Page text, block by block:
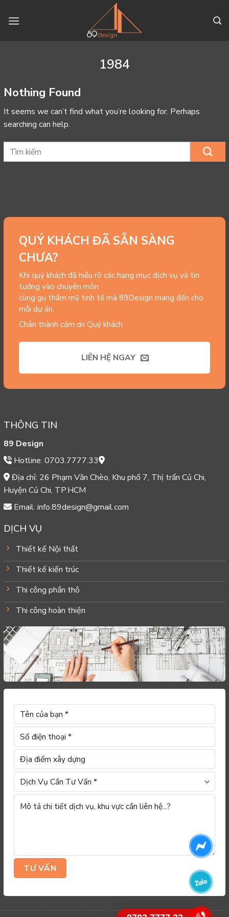
1984
Nothing Found
It seems we can’t find what you’re looking for. Perhaps
searching can help.
QUÝ KHÁCH ĐÃ SẴN SÀNG
CHƯA?
Khi quý khách đã hiểu rõ các hạng mục dịch vụ và tin
tưởng vào chuyên môn
cùng gu thẩm mỹ tinh tế mà 89Design mang đến cho
mỗi dự án.
Chân thành cảm ơn Quý khách
LIÊN HỆ NGAY
THÔNG TIN
89 Design
Hotline: 0703.7777.33
Địa chỉ: 26 Phạm Văn Chèo, Khu phố 7, Thị trấn Củ Chi,
Huyện Củ Chi, TP.HCM
Email: info.89design@gmail.com
DỊCH VỤ
Thiết kế Nội thất
Thiết kế kiến trúc
Thi công phần thô
Thi công hoàn thiện